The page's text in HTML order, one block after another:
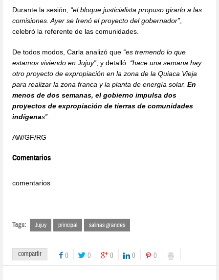
Durante la sesión, “el bloque justicialista propuso girarlo a las
comisiones. Ayer se frenó el proyecto del gobernador”
celebró la referente de las comunidades.
De todos modos, Carla analizó que “es tremendo lo que
estamos viviendo en Jujuy” , y detalló: “hace una semana hay
otro proyecto de expropiación en la zona de la Quiaca Vieja
para realizar la zona franca y la planta de energía solar.En
menos de dos semanas, el gobierno impulsa dos
proyectos de expropiación de tierras de comunidades
indígenas”.
AW/GF/RG
Comentarios
comentarios
Tags: Jujuy principal salinas grandes
compartir 0 0 0 0 0